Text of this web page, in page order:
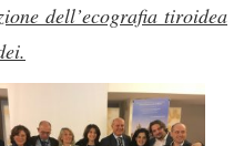
dell’ecografia tiroidea